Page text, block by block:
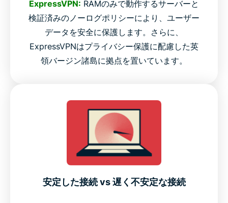
ExpressVPN: RAMのみで動作するサーバーと
検証済みのノーログポリシーにより、ユーザー
データを安全に保護します。さらに、
ExpressVPNはプライバシー保護に配慮した英
領バージン諸島に拠点を置いています。
安定した接続 vs 遅く不安定な接続